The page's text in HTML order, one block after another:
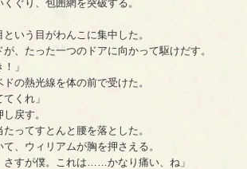
くぐり、包囲網を突破する。
いう目がわんこに集中した。
、たった一つのドアに向かって駆けだす。
」
の熱光線を体の前で受けた。
くれ」
戻す。
ってすとんと腰を落とした。
、ウィリアムが胸を押さえる。
すが僕。これは……かなり痛い、ね」